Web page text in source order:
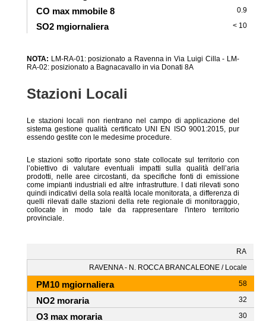
0.9
< 10
NOTA: LM-RA-01: posizionato a Ravenna in Via Luigi Cilla - LM-
RA-02: posizionato a Bagnacavallo in via Donati 8A
Stazioni Locali
Le stazioni locali non rientrano nel campo di applicazione del
sistema gestione qualità certificato UNI EN ISO 9001:2015, pur
essendo gestite con le medesime procedure.
Le stazioni sotto riportate sono state collocate sul territorio con
l’obiettivo di valutare eventuali impatti sulla qualità dell’aria
prodotti, nelle aree circostanti, da specifiche fonti di emissione
come impianti industriali ed altre infrastrutture. I dati rilevati sono
quindi indicativi della sola realtà locale monitorata, a differenza di
quelli rilevati dalle stazioni della rete regionale di monitoraggio,
collocate in modo tale da rappresentare l'intero territorio
provinciale.
RA
RAVENNA - N. ROCCA BRANCALEONE / Locale
58
32
30